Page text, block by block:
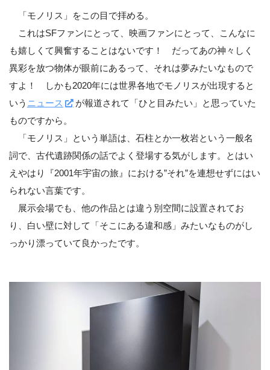
「モノリス」をこの目で拝める。
これはSFファンにとって、映画ファンにとって、こんなに
も嬉しくて興奮することはないです！ だってあの神々しく
異彩を放つ物体が眼前にあるって、それは夢みたいなもので
すよ！ しかも2020年には世界各地でモノリスが出現すると
いう ニュース
が報道されて「ひと目みたい」と思っていた
ものですから。
「モノリス」という単語は、石柱とか一枚岩という一般名
詞で、古代遺跡関係の話でよく登場する気がします。とはい
えやはり『2001年宇宙の旅』における”それ”を連想せずにはい
られない言葉です。
展示会場でも、他の作品とは違う別空間に設置されてお
り、白い壁に対して「そこにある違和感」みたいなものがし
っかり漂っていて良かったです。